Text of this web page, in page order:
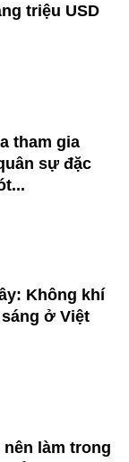
triệu USD
tham gia
sự đặc
Không khí
ở Việt
làm trong